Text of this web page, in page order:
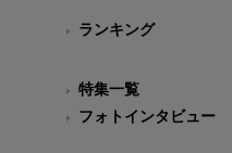
ランキング
特集一覧
フォトインタビュー